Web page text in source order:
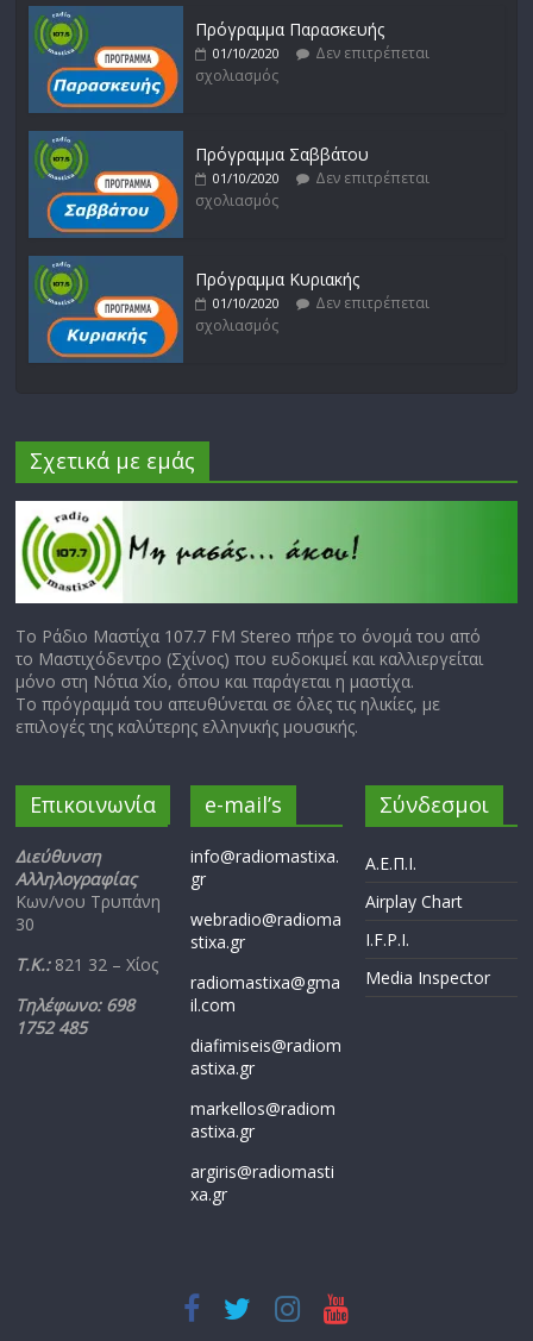
Πρόγραμμα Παρασκευής
01/10/2020
Δεν επιτρέπεται
σχολιασμός
Πρόγραμμα Σαββάτου
01/10/2020
Δεν επιτρέπεται
σχολιασμός
Πρόγραμμα Κυριακής
01/10/2020
Δεν επιτρέπεται
σχολιασμός
Σχετικά με εμάς
Το Ράδιο Μαστίχα 107.7 FM Stereo πήρε το όνομά του από
το Μαστιχόδεντρο (Σχίνος) που ευδοκιμεί και καλλιεργείται
μόνο στη Νότια Χίο, όπου και παράγεται η μαστίχα.
Το πρόγραμμά του απευθύνεται σε όλες τις ηλικίες, με
επιλογές της καλύτερης ελληνικής μουσικής.
Επικοινωνία
Διεύθυνση
Αλληλογραφίας
Κων/νου Τρυπάνη
30
Τ.Κ.: 821 32 – Χίος
Τηλέφωνο: 698
1752 485
e-mail’s
info@radiomastixa.
gr
webradio@radioma
stixa.gr
radiomastixa@gma
il.com
diafimiseis@radiom
astixa.gr
markellos@radiom
astixa.gr
argiris@radiomasti
xa.gr
Σύνδεσμοι
Α.Ε.Π.Ι.
Airplay Chart
I.F.P.I.
Media Inspector